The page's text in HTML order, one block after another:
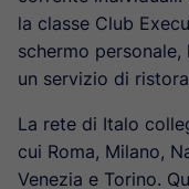
la classe Club
schermo
un servizio di
La rete di Italo
cui Roma, Milano,
Venezia e Torino.